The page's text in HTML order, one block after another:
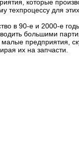
которые
техпроцессу для этих
в 90-е и 2000-е
большими
предприятия,
их на запчасти.